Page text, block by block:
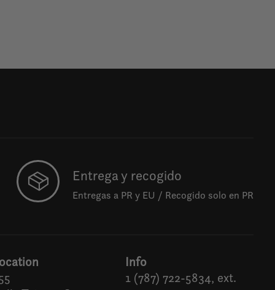
Entrega y recogido
Entregas a PR y EU / Recogido solo en PR
Info
1 (787) 722-5834, ext.